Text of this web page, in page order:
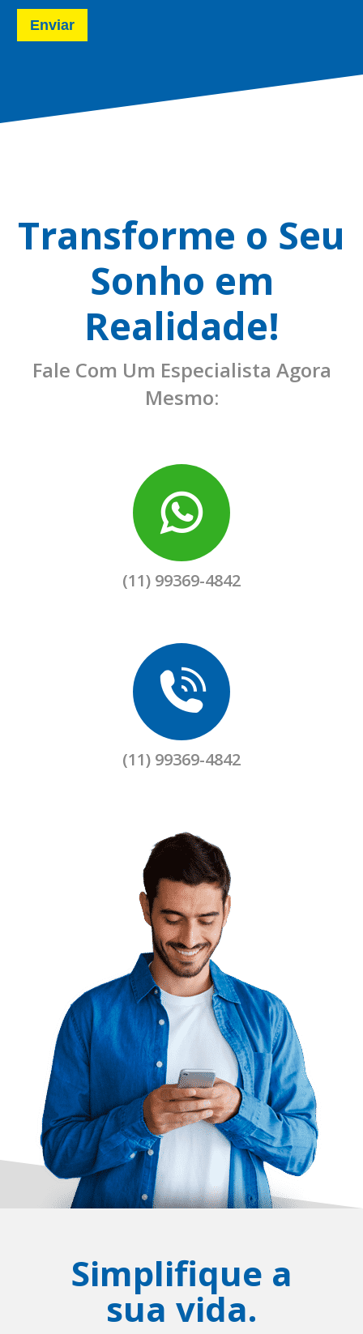
Enviar
Transforme o Seu
Sonho em
Realidade!
Fale Com Um Especialista Agora
Mesmo:
(11) 99369-4842
(11) 99369-4842
Simplifique a
sua vida.